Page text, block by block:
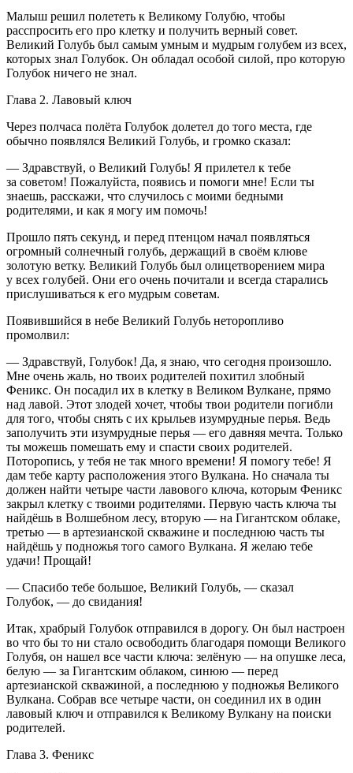
Малыш решил полететь к Великому Голубю, чтобы
расспросить его про клетку и получить верный совет.
Великий Голубь был самым умным и мудрым голубем из всех,
которых знал Голубок. Он обладал особой силой, про которую
Голубок ничего не знал.
Глава 2. Лавовый ключ
Через полчаса полёта Голубок долетел до того места, где
обычно появлялся Великий Голубь, и громко сказал:
— Здравствуй, о Великий Голубь! Я прилетел к тебе
за советом! Пожалуйста, появись и помоги мне! Если ты
знаешь, расскажи, что случилось с моими бедными
родителями, и как я могу им помочь!
Прошло пять секунд, и перед птенцом начал появляться
огромный солнечный голубь, держащий в своём клюве
золотую ветку. Великий Голубь был олицетворением мира
у всех голубей. Они его очень почитали и всегда старались
прислушиваться к его мудрым советам.
Появившийся в небе Великий Голубь неторопливо
промолвил:
— Здравствуй, Голубок! Да, я знаю, что сегодня произошло.
Мне очень жаль, но твоих родителей похитил злобный
Феникс. Он посадил их в клетку в Великом Вулкане, прямо
над лавой. Этот злодей хочет, чтобы твои родители погибли
для того, чтобы снять с их крыльев изумрудные перья. Ведь
заполучить эти изумрудные перья — его давняя мечта. Только
ты можешь помешать ему и спасти своих родителей.
Поторопись, у тебя не так много времени! Я помогу тебе! Я
дам тебе карту расположения этого Вулкана. Но сначала ты
должен найти четыре части лавового ключа, которым Феникс
закрыл клетку с твоими родителями. Первую часть ключа ты
найдёшь в Волшебном лесу, вторую — на Гигантском облаке,
третью — в артезианской скважине и последнюю часть ты
найдёшь у подножья того самого Вулкана. Я желаю тебе
удачи! Прощай!
— Спасибо тебе большое, Великий Голубь, — сказал
Голубок, — до свидания!
Итак, храбрый Голубок отправился в дорогу. Он был настроен
во что бы то ни стало освободить благодаря помощи Великого
Голубя, он нашел все части ключа: зелёную — на опушке леса,
белую — за Гигантским облаком, синюю — перед
артезианской скважиной, а последнюю у подножья Великого
Вулкана. Собрав все четыре части, он соединил их в один
лавовый ключ и отправился к Великому Вулкану на поиски
родителей.
Глава 3. Феникс